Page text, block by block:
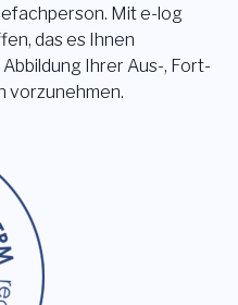
Mit e-log
das es Ihnen
Ihrer Aus-, Fort-
vorzunehmen.